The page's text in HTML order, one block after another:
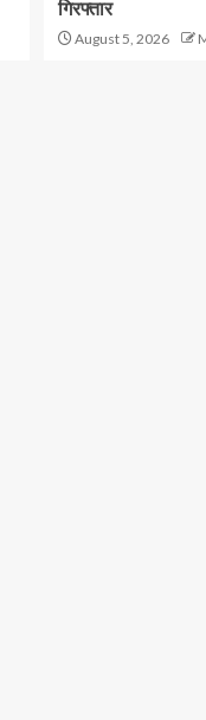
गिरफ्तार
August 5, 2026